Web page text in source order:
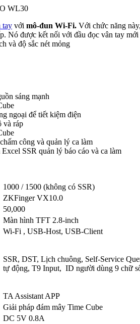
WL30
tay với mô-đun Wi-Fi. Với chức năng
Nó được kết nối với đầu đọc vân tay
và độ sắc nét mỏng
sáng mạnh
ngoại để tiết kiệm điện
và ráp
công và quản lý ca làm
SSR quản lý báo cáo và ca làm
1000 / 1500 (không có SSR)
ZKFinger VX10.0
50,000
Màn hình TFT 2.8-inch
Wi-Fi , USB-Host, USB-Client
SSR, DST, Lịch chuông, Self-Service
tự động, T9 Input, ID người dùng 9 chữ
TA Assistant APP
Giải pháp đám mây Time Cube
DC 5V 0.8A